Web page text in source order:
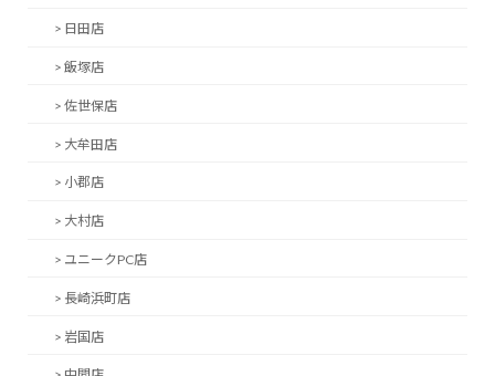
> 日田店
> 飯塚店
> 佐世保店
> 大牟田店
> 小郡店
> 大村店
> ユニークPC店
> 長崎浜町店
> 岩国店